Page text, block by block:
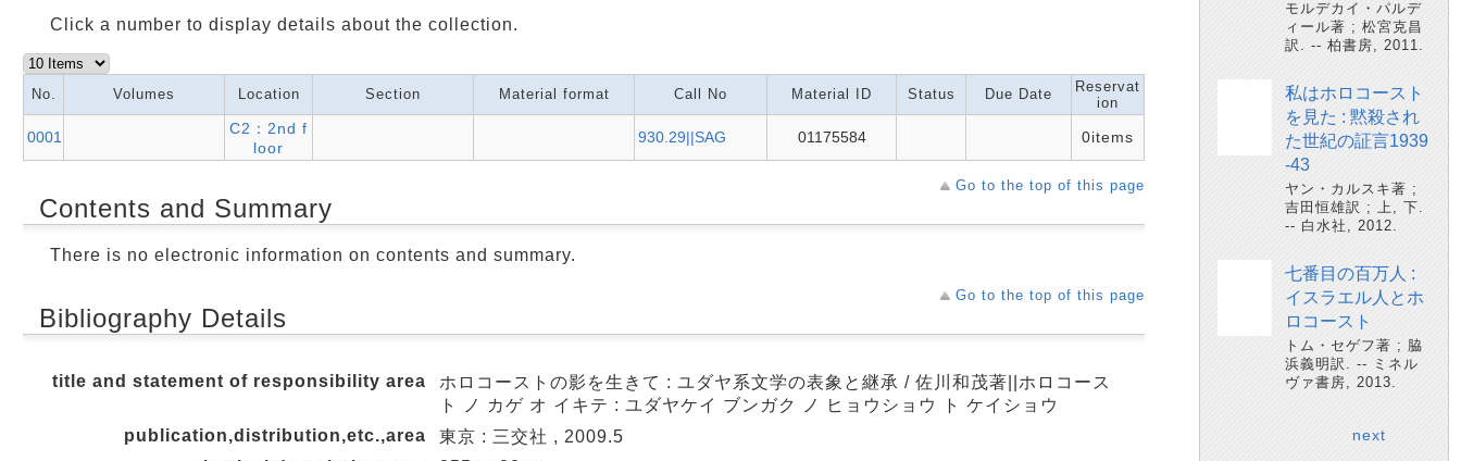
Click a number to display details about the collection.
No. Volumes Location Section Material format Call No Material ID Status Due Date
Reservat
ion
0001
C2：2nd f
loor
930.29||SAG 01175584 0items
Go to the top of this page
Contents and Summary
There is no electronic information on contents and summary.
Go to the top of this page
Bibliography Details
title and statement of responsibility area
ホロコーストの影を生きて : ユダヤ系文学の表象と継承 / 佐川和茂著||ホロコース
ト ノ カゲ オ イキテ : ユダヤケイ ブンガク ノ ヒョウショウ ト ケイショウ
publication,distribution,etc.,area
東京 : 三交社 , 2009.5
モルデカイ・パルデ
ィール著 ; 松宮克昌
訳. -- 柏書房, 2011.
私はホロコースト
を見た : 黙殺され
た世紀の証言1939
-43
ヤン・カルスキ著 ;
吉田恒雄訳 ; 上, 下.
-- 白水社, 2012.
七番目の百万人 :
イスラエル人とホ
ロコースト
トム・セゲフ著 ; 脇
浜義明訳. -- ミネル
ヴァ書房, 2013.
next